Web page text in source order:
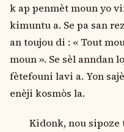
k ap penmѐt moun yo
kimuntu a. Se pa san
an toujou di : « Tout
moun ». Se sѐl anndan
fѐtefouni lavi a. Yon
enѐji kosmòs la.
Kidonk, nou sipoze